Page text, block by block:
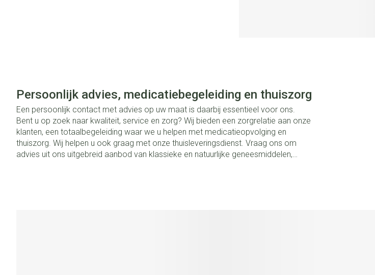
Persoonlijk advies, medicatiebegeleiding en thuiszorg
Een persoonlijk contact met advies op uw maat is daarbij essentieel voor ons.
Bent u op zoek naar kwaliteit, service en zorg? Wij bieden een zorgrelatie aan onze
klanten, een totaalbegeleiding waar we u helpen met medicatieopvolging en
thuiszorg. Wij helpen u ook graag met onze thuisleveringsdienst. Vraag ons om
advies uit ons uitgebreid aanbod van klassieke en natuurlijke geneesmiddelen,